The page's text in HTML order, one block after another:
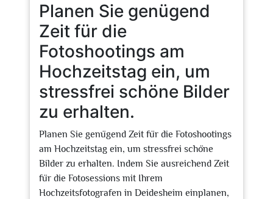
Planen Sie genügend
Zeit für die
Fotoshootings am
Hochzeitstag ein, um
stressfrei schöne Bilder
zu erhalten.
Planen Sie genügend Zeit für die Fotoshootings
am Hochzeitstag ein, um stressfrei schöne
Bilder zu erhalten. Indem Sie ausreichend Zeit
für die Fotosessions mit Ihrem
Hochzeitsfotografen in Deidesheim einplanen,